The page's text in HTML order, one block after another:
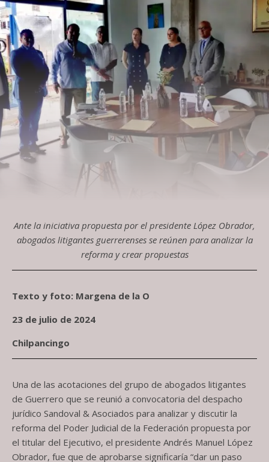
Ante la iniciativa propuesta por el presidente López Obrador,
abogados litigantes guerrerenses se reúnen para analizar la
reforma y crear propuestas
Texto y foto: Margena de la O
23 de julio de 2024
Chilpancingo
Una de las acotaciones del grupo de abogados litigantes
de Guerrero que se reunió a convocatoria del despacho
jurídico Sandoval & Asociados para analizar y discutir la
reforma del Poder Judicial de la Federación propuesta por
el titular del Ejecutivo, el presidente Andrés Manuel López
Obrador, fue que de aprobarse significaría “dar un paso